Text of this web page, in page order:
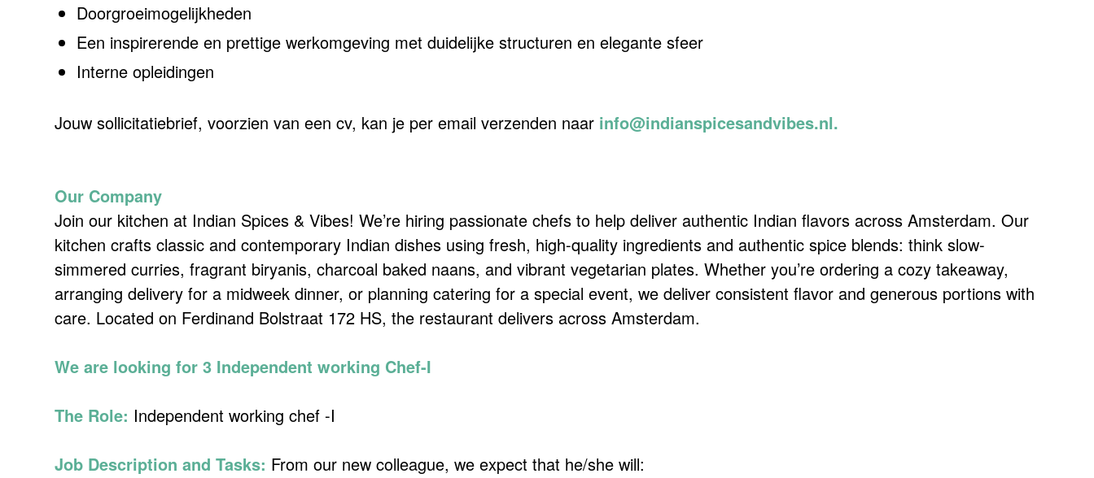
Doorgroeimogelijkheden
Een inspirerende en prettige werkomgeving met duidelijke structuren en elegante sfeer
Interne opleidingen
Jouw sollicitatiebrief, voorzien van een cv, kan je per email verzenden naar info@indianspicesandvibes.nl.
Our Company
Join our kitchen at Indian Spices & Vibes! We’re hiring passionate chefs to help deliver authentic Indian flavors across Amsterdam. Our
kitchen crafts classic and contemporary Indian dishes using fresh, high-quality ingredients and authentic spice blends: think slow-
simmered curries, fragrant biryanis, charcoal baked naans, and vibrant vegetarian plates. Whether you’re ordering a cozy takeaway,
arranging delivery for a midweek dinner, or planning catering for a special event, we deliver consistent flavor and generous portions with
care. Located on Ferdinand Bolstraat 172 HS, the restaurant delivers across Amsterdam.
We are looking for 3 Independent working Chef-I
The Role: Independent working chef -I
Job Description and Tasks: From our new colleague, we expect that he/she will: